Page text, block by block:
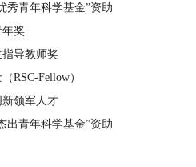
秀青年科学基金”资助
奖
导教师奖
RSC-Fellow）
新领军人才
出青年科学基金”资助